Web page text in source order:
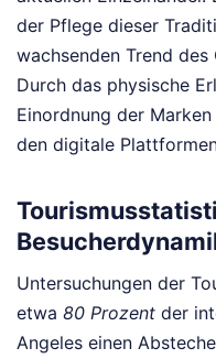
der Pflege dieser
wachsenden Trend
Durch das physische
Einordnung der
den digitale
Untersuchungen der
etwa 80 Prozent der
Angeles einen